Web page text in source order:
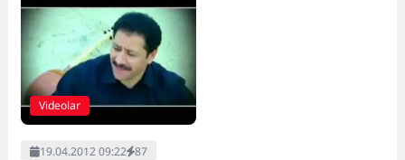
Videolar
19.04.2012 09:22 87